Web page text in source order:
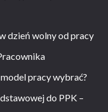
dzień wolny od pracy
pracy wybrać?
do PPK –